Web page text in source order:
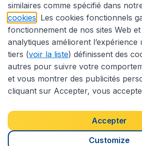
Déclaration d’accessibilité
Déclaration de confidentialité
Droits d’auteur ©
similaires comme spécifié dans
cookies . Les cookies fonctionnels
fonctionnement de nos sites Web
analytiques améliorent l’expérience
tiers (voir la liste) définissent des
autres pour suivre votre
et vous montrer des publicités
cliquant sur Accepter, vous
Accepter
Customize